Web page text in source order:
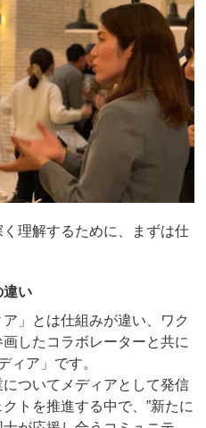
理解するために、まずは仕
違い
」とは仕組みが違い、ワク
したコラボレーターと共に
ィア」です。
ついてメディアとして発信
トを推進する中で、”新たに